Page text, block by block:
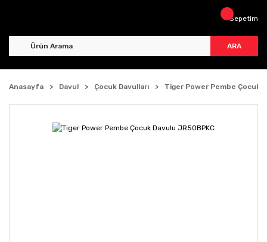
ARA
Sepetim
Anasayfa Davul Çocuk Davulları Tiger Power Pembe Çocuk